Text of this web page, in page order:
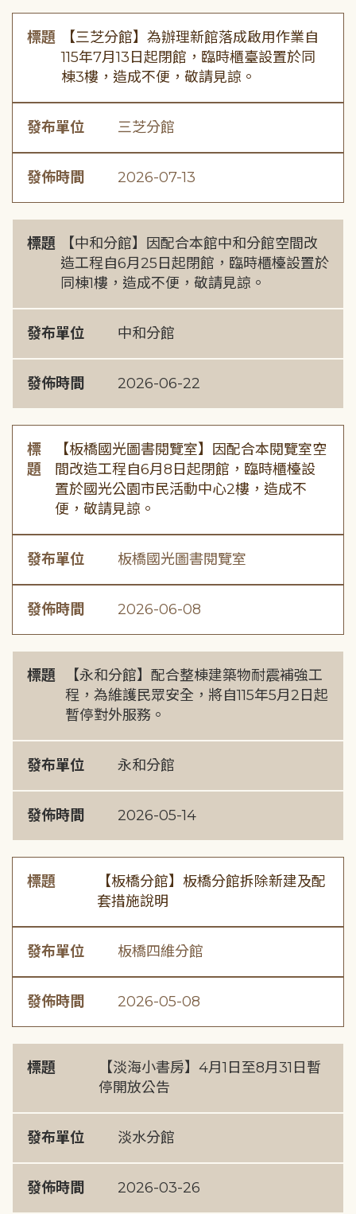
標題
【三芝分館】為辦理新館落成啟用作業自
115年7月13日起閉館，臨時櫃臺設置於同
棟3樓，造成不便，敬請見諒。
發布單位 三芝分館
發佈時間 2026-07-13
標題
【中和分館】因配合本館中和分館空間改
造工程自6月25日起閉館，臨時櫃檯設置於
同棟1樓，造成不便，敬請見諒。
發布單位 中和分館
發佈時間 2026-06-22
標
題
【板橋國光圖書閱覽室】因配合本閱覽室空
間改造工程自6月8日起閉館，臨時櫃檯設
置於國光公園市民活動中心2樓，造成不
便，敬請見諒。
發布單位 板橋國光圖書閱覽室
發佈時間 2026-06-08
標題
【永和分館】配合整棟建築物耐震補強工
程，為維護民眾安全，將自115年5月2日起
暫停對外服務。
發布單位 永和分館
發佈時間 2026-05-14
標題
【板橋分館】板橋分館拆除新建及配
套措施說明
發布單位 板橋四維分館
發佈時間 2026-05-08
標題
【淡海小書房】4月1日至8月31日暫
停開放公告
發布單位 淡水分館
發佈時間 2026-03-26